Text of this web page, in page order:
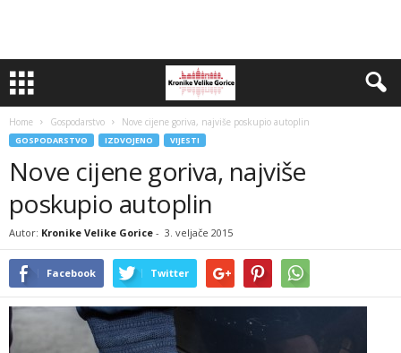
Home Gospodarstvo Nove cijene goriva, najviše poskupio autoplin
GOSPODARSTVO IZDVOJENO VIJESTI
Nove cijene goriva, najviše
poskupio autoplin
Autor: Kronike Velike Gorice - 3. veljače 2015
Facebook Twitter